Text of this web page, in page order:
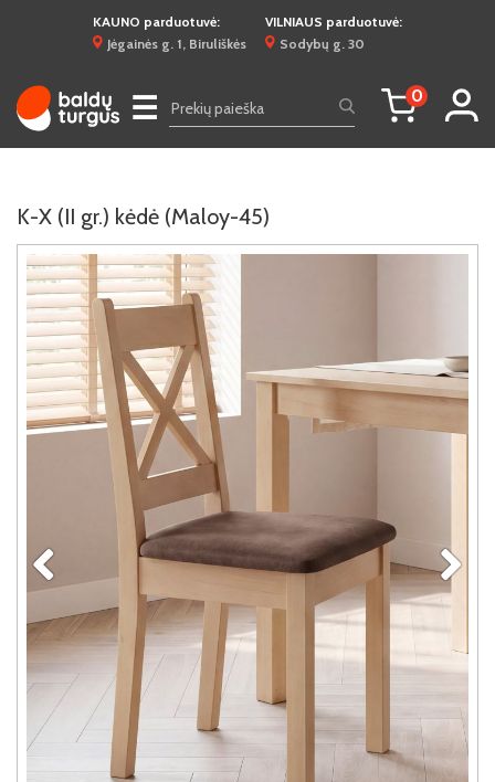
KAUNO parduotuvė:
Jėgainės g. 1, Biruliškės
VILNIAUS parduotuvė:
Sodybų g. 30
☰ 0
K-X (II gr.) kėdė (Maloy-45)